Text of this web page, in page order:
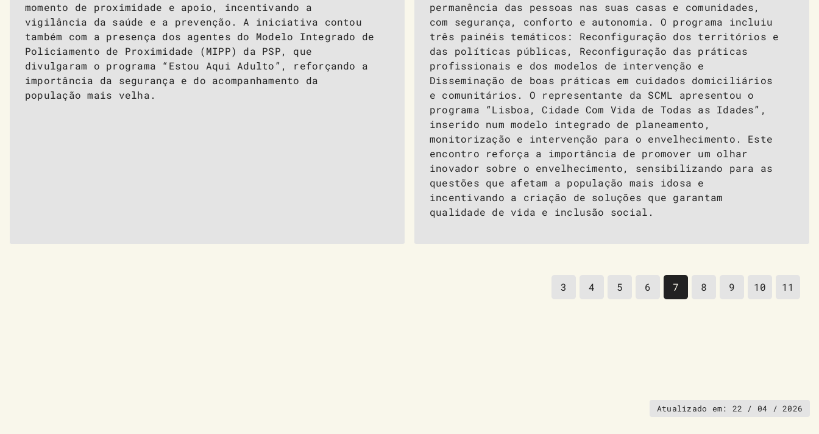
momento de proximidade e apoio, incentivando a
vigilância da saúde e a prevenção. A iniciativa contou
também com a presença dos agentes do Modelo Integrado de
Policiamento de Proximidade (MIPP) da PSP, que
divulgaram o programa “Estou Aqui Adulto”, reforçando a
importância da segurança e do acompanhamento da
população mais velha.
permanência das pessoas nas suas casas e comunidades,
com segurança, conforto e autonomia. O programa incluiu
três painéis temáticos: Reconfiguração dos territórios e
das políticas públicas, Reconfiguração das práticas
profissionais e dos modelos de intervenção e
Disseminação de boas práticas em cuidados domiciliários
e comunitários. O representante da SCML apresentou o
programa “Lisboa, Cidade Com Vida de Todas as Idades”,
inserido num modelo integrado de planeamento,
monitorização e intervenção para o envelhecimento. Este
encontro reforça a importância de promover um olhar
inovador sobre o envelhecimento, sensibilizando para as
questões que afetam a população mais idosa e
incentivando a criação de soluções que garantam
qualidade de vida e inclusão social.
3 4 5 6 7 8 9 10 11
Atualizado em: 22 / 04 / 2026